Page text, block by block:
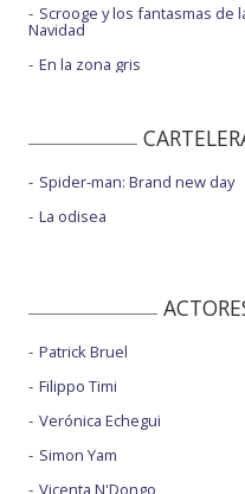
Scrooge y los fantasmas de
Navidad
En la zona gris
Spider-man: Brand new day
La odisea
Patrick Bruel
Filippo Timi
Verónica Echegui
Simon Yam
Vicenta N'Dongo